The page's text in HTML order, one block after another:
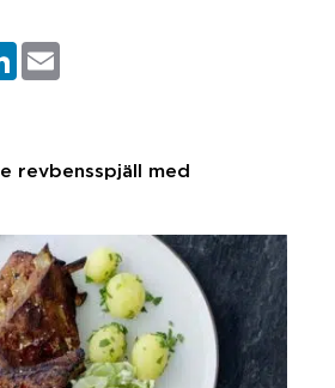
LinkedIn
revbensspjäll med